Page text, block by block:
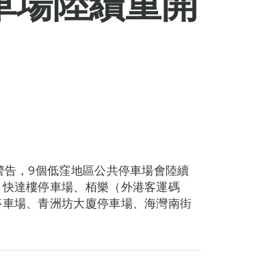
，9個低窪地區公共停車場會陸續
達樓停車場、栢樂（外港客運碼
場、青洲坊大廈停車場、海灣南街